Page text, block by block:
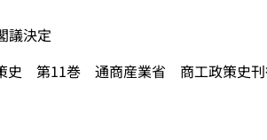
議決定
史 第11巻 通商産業省 商工政策史